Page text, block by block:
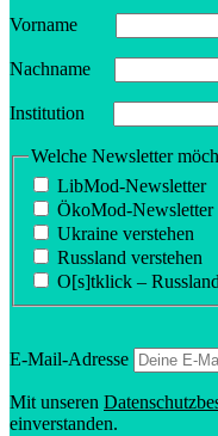
Vorname
Nachname
Insti­tution
Welche Newsletter
LibMod-Newsletter
ÖkoMod-Newsletter
Ukraine verstehen
Russland verstehen
O[s]tklick –
E‑Mail-Adresse
Mit unseren
einverstanden.